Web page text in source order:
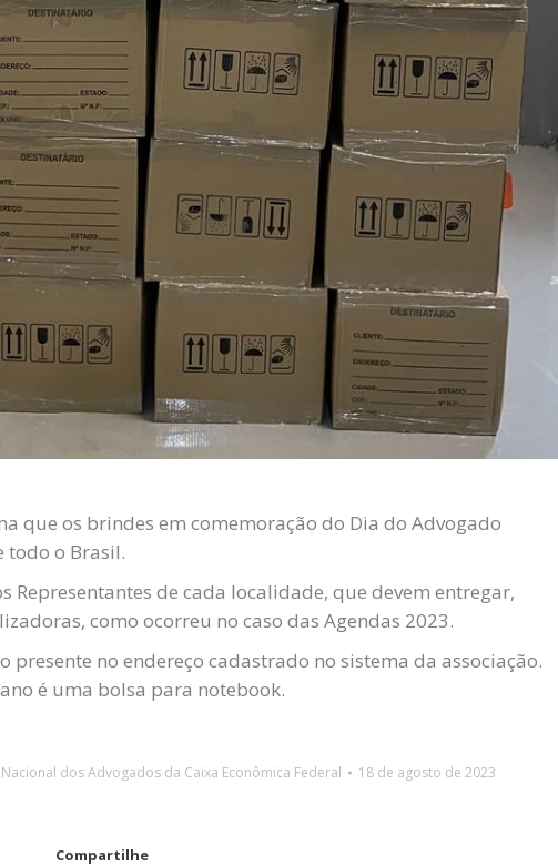
que os brindes em comemoração do Dia do Advogado
todo o Brasil.
de cada localidade, que devem entregar,
como ocorreu no caso das Agendas 2023.
presente no endereço cadastrado no sistema da associação.
é uma bolsa para notebook.
dos Advogados da Caixa Econômica Federal 18 de agosto de 2023
Compartilhe